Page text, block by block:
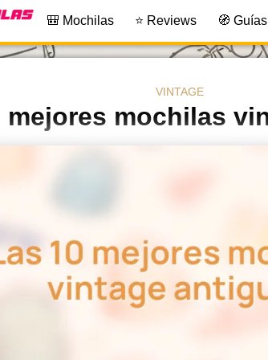
🎒 Mochilas ⭐ Reviews 🧭 Guías
VINTAGE
mejores mochilas